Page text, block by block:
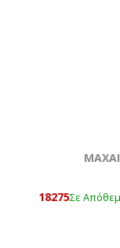
18275Σε